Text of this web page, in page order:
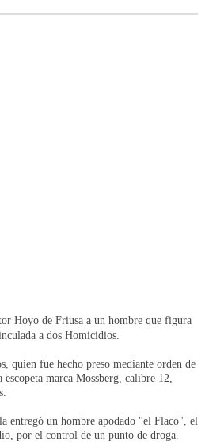
Hoyo de Friusa a un hombre que figura
a dos Homicidios.
quien fue hecho preso mediante orden de
marca Mossberg, calibre 12,
entregó un hombre apodado "el Flaco", el
por el control de un punto de droga.